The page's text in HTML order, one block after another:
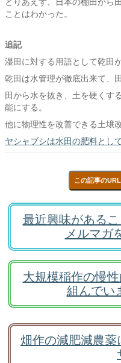
ことはわかった。
追記
湿田に対する用語として乾田が
乾田は水管理が徹底出来て、
田から水を抜き、土を硬くす
能にする。
他に物理性を改善できる土壌
ヤシャブシは水田の肥料とし
この記事の
最近興味がある
メルマガ
大規模稲作の慢
組んでい
畑作の減肥減農